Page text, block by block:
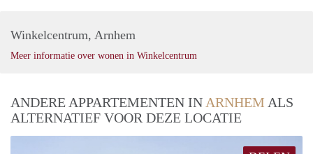
Winkelcentrum, Arnhem
Meer informatie over wonen in Winkelcentrum
ANDERE APPARTEMENTEN IN ARNHEM ALS
ALTERNATIEF VOOR DEZE LOCATIE